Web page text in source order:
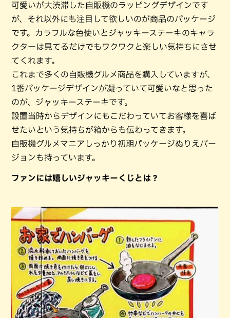
可愛いが大渋滞した自販機のラッピングデザインです
が、それ以外にも注目して欲しいのが商品のパッケージ
です。カラフルな色使いとジャッキーステーキのキャラ
クターは見てるだけでもワクワクと楽しい気持ちにさせ
てくれます。
これまで多くの自販機グルメ商品を購入していますが、
1番パッケージデザインが凝っていて可愛いなと思った
のが、ジャッキーステーキです。
設置当時からデザインにもこだわっていてお客様を喜ば
せたいという気持ちが箱からも伝わってきます。
自販機グルメマニアしっかり初期パッケージぬりえバー
ジョンも持っています。
ファンには嬉しいジャッキーくじとは？